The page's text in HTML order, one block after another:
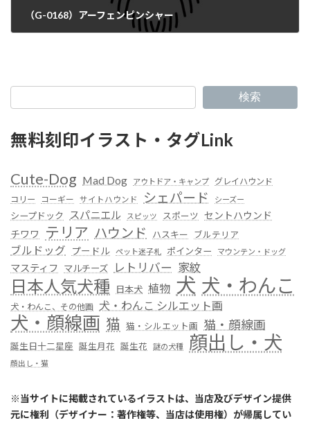
（G-0168）アーフェンピンシャー
検索
無料刻印イラスト・タグLink
Cute-Dog Mad Dog アウトドア・キャンプ
グレイハウンド
コリー
コーギー サイトハウンド シェパード シーズー
シープドック スパニエル スピッツ スポーツ セントハウンド
チワワ
テリア ハウンド ハスキー ブルテリア
ブルドッグ プードル ペット迷子札 ポインター マウンテン・ドッグ
マスティフ マルチーズ レトリバー 家紋
日本人気犬種 日本犬 植物 犬 犬・わんこ
犬・わんこ、その他画 犬・わんこ シルエット画
犬・顔線画 猫 猫・シルエット画 猫・顔線画
誕生日十二星座 誕生月花 誕生花 謎の犬種 顔出し・犬
顔出し・猫
※当サイトに掲載されているイラストは、当店及びデザイン提供
元に権利（デザイナー：著作権等、当店は使用権）が帰属してい